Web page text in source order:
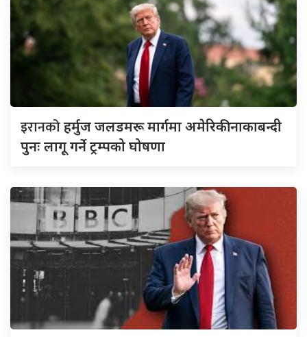
इरानकोहर्मुज जलडमरू मार्गमा अमेरिकी नाकाबन्दी
पुनः लागू गर्ने ट्रम्पको घोषणा